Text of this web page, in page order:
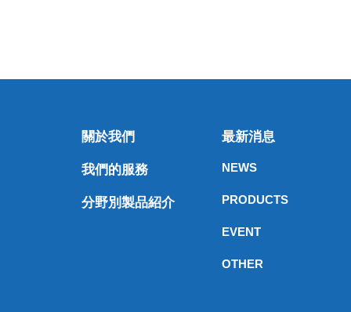
關於我們
我們的服務
分野別製品紹介
最新消息
NEWS
PRODUCTS
EVENT
OTHER